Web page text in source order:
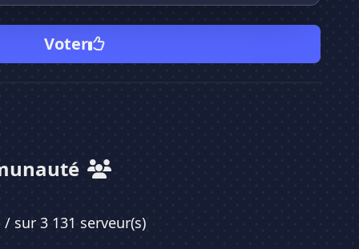
Voter
/ sur 3 131 serveur(s)